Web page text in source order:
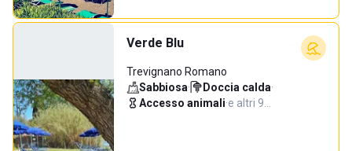
Verde Blu
Trevignano Romano
Sabbiosa· Doccia calda·
Accesso animali·e altri 9…